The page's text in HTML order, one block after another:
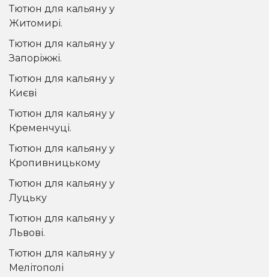
Тютюн для кальяну у
Житомирі.
Тютюн для кальяну у
Запоріжжі.
Тютюн для кальяну у
Києві
Тютюн для кальяну у
Кременчуці.
Тютюн для кальяну у
Кропивницькому
Тютюн для кальяну у
Луцьку
Тютюн для кальяну у
Львові.
Тютюн для кальяну у
Мелітополі